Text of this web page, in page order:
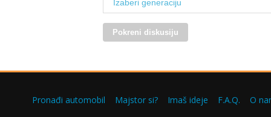
Pokreni diskusiju
Pronađi automobil Majstor si? Imaš ideje F.A.Q. O